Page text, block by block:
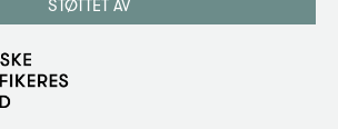
STØTTET AV